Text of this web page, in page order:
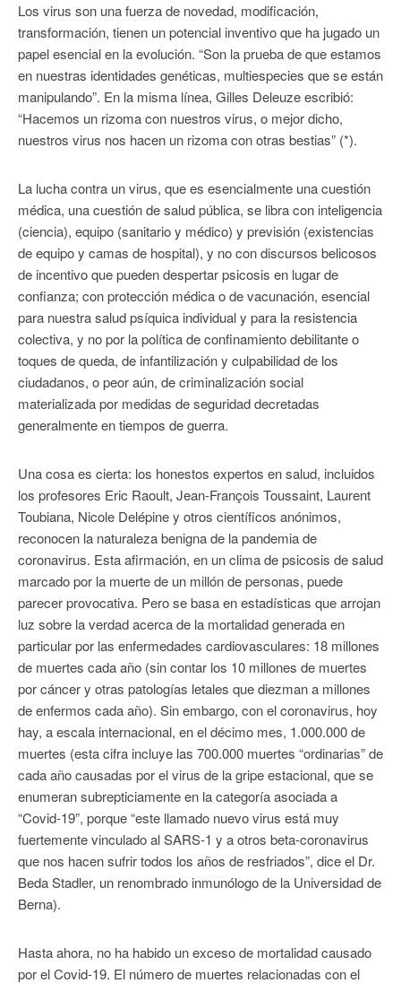
Los virus son una fuerza de novedad, modificación,
transformación, tienen un potencial inventivo que ha jugado un
papel esencial en la evolución. “Son la prueba de que estamos
en nuestras identidades genéticas, multiespecies que se están
manipulando”. En la misma línea, Gilles Deleuze escribió:
“Hacemos un rizoma con nuestros virus, o mejor dicho,
nuestros virus nos hacen un rizoma con otras bestias” (*).
La lucha contra un virus, que es esencialmente una cuestión
médica, una cuestión de salud pública, se libra con inteligencia
(ciencia), equipo (sanitario y médico) y previsión (existencias
de equipo y camas de hospital), y no con discursos belicosos
de incentivo que pueden despertar psicosis en lugar de
confianza; con protección médica o de vacunación, esencial
para nuestra salud psíquica individual y para la resistencia
colectiva, y no por la política de confinamiento debilitante o
toques de queda, de infantilización y culpabilidad de los
ciudadanos, o peor aún, de criminalización social
materializada por medidas de seguridad decretadas
generalmente en tiempos de guerra.
Una cosa es cierta: los honestos expertos en salud, incluidos
los profesores Eric Raoult, Jean-François Toussaint, Laurent
Toubiana, Nicole Delépine y otros científicos anónimos,
reconocen la naturaleza benigna de la pandemia de
coronavirus. Esta afirmación, en un clima de psicosis de salud
marcado por la muerte de un millón de personas, puede
parecer provocativa. Pero se basa en estadísticas que arrojan
luz sobre la verdad acerca de la mortalidad generada en
particular por las enfermedades cardiovasculares: 18 millones
de muertes cada año (sin contar los 10 millones de muertes
por cáncer y otras patologías letales que diezman a millones
de enfermos cada año). Sin embargo, con el coronavirus, hoy
hay, a escala internacional, en el décimo mes, 1.000.000 de
muertes (esta cifra incluye las 700.000 muertes “ordinarias” de
cada año causadas por el virus de la gripe estacional, que se
enumeran subrepticiamente en la categoría asociada a
“Covid-19”, porque “este llamado nuevo virus está muy
fuertemente vinculado al SARS-1 y a otros beta-coronavirus
que nos hacen sufrir todos los años de resfriados”, dice el Dr.
Beda Stadler, un renombrado inmunólogo de la Universidad de
Berna).
Hasta ahora, no ha habido un exceso de mortalidad causado
por el Covid-19. El número de muertes relacionadas con el